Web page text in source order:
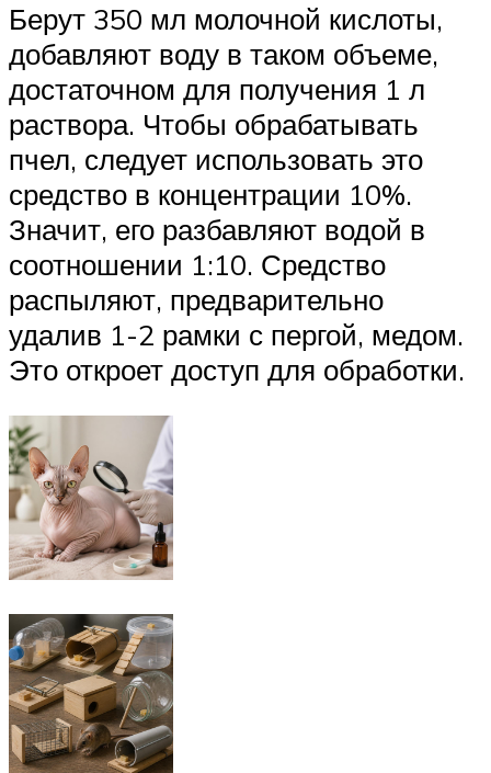
Берут 350 мл молочной кислоты,
добавляют воду в таком объеме,
достаточном для получения 1 л
раствора. Чтобы обрабатывать
пчел, следует использовать это
средство в концентрации 10%.
Значит, его разбавляют водой в
соотношении 1:10. Средство
распыляют, предварительно
удалив 1-2 рамки с пергой, медом.
Это откроет доступ для обработки.